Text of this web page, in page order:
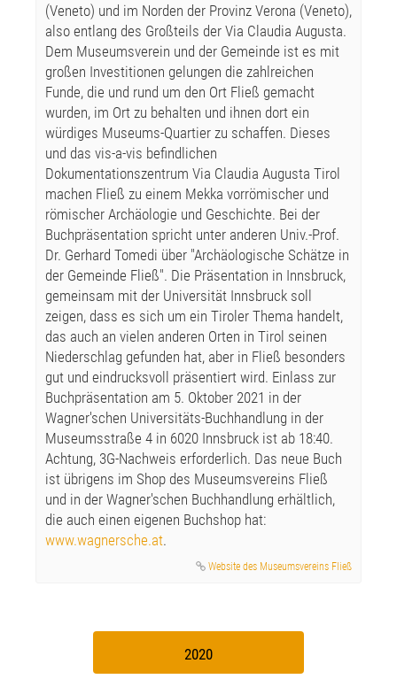
(Veneto) und im Norden der Provinz Verona (Veneto),
also entlang des Großteils der Via Claudia Augusta.
Dem Museumsverein und der Gemeinde ist es mit
großen Investitionen gelungen die zahlreichen
Funde, die und rund um den Ort Fließ gemacht
wurden, im Ort zu behalten und ihnen dort ein
würdiges Museums-Quartier zu schaffen. Dieses
und das vis-a-vis befindlichen
Dokumentationszentrum Via Claudia Augusta Tirol
machen Fließ zu einem Mekka vorrömischer und
römischer Archäologie und Geschichte. Bei der
Buchpräsentation spricht unter anderen Univ.-Prof.
Dr. Gerhard Tomedi über "Archäologische Schätze in
der Gemeinde Fließ". Die Präsentation in Innsbruck,
gemeinsam mit der Universität Innsbruck soll
zeigen, dass es sich um ein Tiroler Thema handelt,
das auch an vielen anderen Orten in Tirol seinen
Niederschlag gefunden hat, aber in Fließ besonders
gut und eindrucksvoll präsentiert wird. Einlass zur
Buchpräsentation am 5. Oktober 2021 in der
Wagner'schen Universitäts-Buchhandlung in der
Museumsstraße 4 in 6020 Innsbruck ist ab 18:40.
Achtung, 3G-Nachweis erforderlich. Das neue Buch
ist übrigens im Shop des Museumsvereins Fließ
und in der Wagner'schen Buchhandlung erhältlich,
die auch einen eigenen Buchshop hat:
www.wagnersche.at.
Website des Museumsvereins Fließ
2020